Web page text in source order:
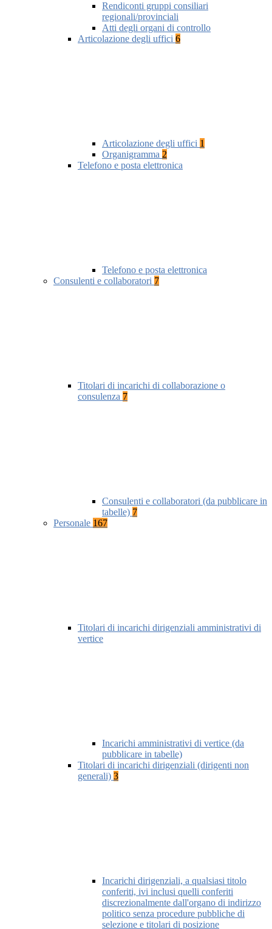
Rendiconti gruppi consiliari
regionali/provinciali
Atti degli organi di controllo
Articolazione degli uffici 6
Articolazione degli uffici 1
Organigramma 2
Telefono e posta elettronica
Telefono e posta elettronica
Consulenti e collaboratori 7
Titolari di incarichi di collaborazione o
consulenza 7
Consulenti e collaboratori (da pubblicare in
tabelle) 7
Personale 167
Titolari di incarichi dirigenziali amministrativi di
vertice
Incarichi amministrativi di vertice (da
pubblicare in tabelle)
Titolari di incarichi dirigenziali (dirigenti non
generali) 3
Incarichi dirigenziali, a qualsiasi titolo
conferiti, ivi inclusi quelli conferiti
discrezionalmente dall'organo di indirizzo
politico senza procedure pubbliche di
selezione e titolari di posizione